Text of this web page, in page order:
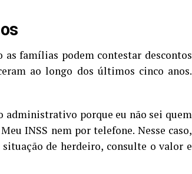
famílias podem contestar descontos
ao longo dos últimos cinco anos.
administrativo porque eu não sei quem
INSS nem por telefone. Nesse caso,
de herdeiro, consulte o valor e